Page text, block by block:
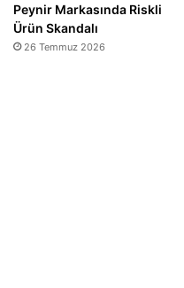
Peynir Markasında Riskli
Ürün Skandalı
26 Temmuz 2026